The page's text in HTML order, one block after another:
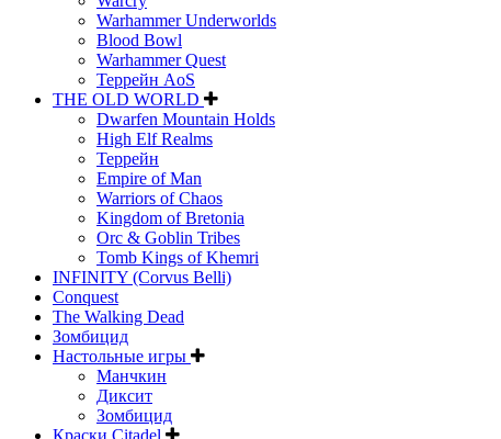
Warhammer Underworlds
Blood Bowl
Warhammer Quest
Террейн AoS
THE OLD WORLD
Dwarfen Mountain Holds
High Elf Realms
Террейн
Empire of Man
Warriors of Chaos
Kingdom of Bretonia
Orc & Goblin Tribes
Tomb Kings of Khemri
INFINITY (Corvus Belli)
Conquest
The Walking Dead
Зомбицид
Настольные игры
Манчкин
Диксит
Зомбицид
Краски Citadel